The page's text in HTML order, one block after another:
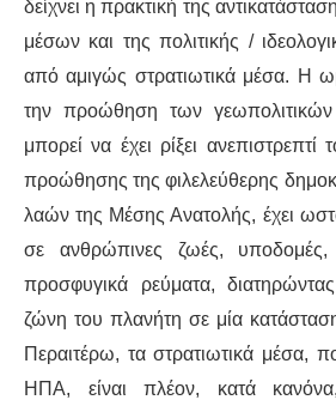
δείχνει η πρακτική της
μέσων και της πολιτικής /
από αμιγώς στρατιωτικά μέσα. Η
την προώθηση των
μπορεί να έχει ρίξει
προώθησης της φιλελεύθερης
λαών της Μέσης Ανατολής, έχει
σε ανθρώπινες ζωές, υποδομές,
προσφυγικά ρεύματα,
ζώνη του πλανήτη σε μία
Περαιτέρω, τα στρατιωτικά μέσα,
ΗΠΑ, είναι πλέον, κατά κανόνα,